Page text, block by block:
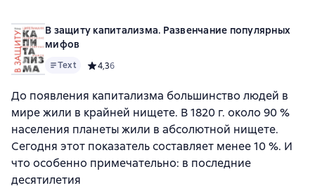
В защиту капитализма. Развенчание популярных
мифов
Text Средний рейтинг 4,3 на основе 6 оценок
4,36
До появления капитализма большинство людей в
мире жили в крайней нищете. В 1820 г. около 90 %
населения планеты жили в абсолютной нищете.
Сегодня этот показатель составляет менее 10 %. И
что особенно примечательно: в последние
десятилетия